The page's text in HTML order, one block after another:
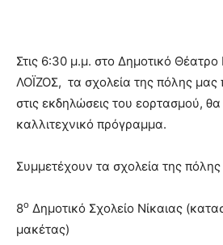
Στις 6:30 μ.μ. στο Δημοτικό
ΛΟΪΖΟΣ, τα σχολεία της πόλης μας
στις εκδηλώσεις του εορτασμού,
καλλιτεχνικό πρόγραμμα.
Συμμετέχουν τα σχολεία της
8ο Δημοτικό Σχολείο Νίκαιας
μακέτας)